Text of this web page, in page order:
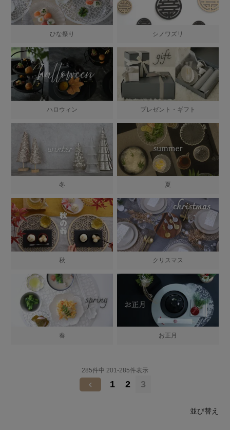
ひな祭り シノワズリ
ハロウィン プレゼント・ギフト
冬 夏
秋 クリスマス
春 お正月
並び替え
285件中 201-285件表示
1 2 3